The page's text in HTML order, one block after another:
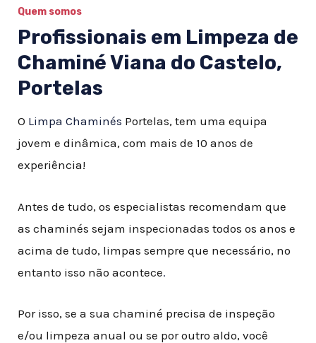
Quem somos
Profissionais em Limpeza de
Chaminé Viana do Castelo,
Portelas
O Limpa Chaminés Portelas, tem uma equipa
jovem e dinâmica, com mais de 10 anos de
experiência!
Antes de tudo, os especialistas recomendam que
as chaminés sejam inspecionadas todos os anos e
acima de tudo, limpas sempre que necessário, no
entanto isso não acontece.
Por isso, se a sua chaminé precisa de inspeção
e/ou limpeza anual ou se por outro aldo, você